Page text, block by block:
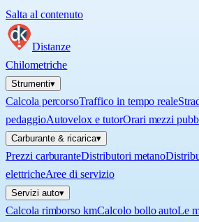
Salta al contenuto
Distanze
Chilometriche
Strumenti▾
Calcola percorsoTraffico in tempo reale
pedaggioAutovelox e tutorOrari mezzi
Carburante & ricarica▾
Prezzi carburanteDistributori metano
elettricheAree di servizio
Servizi auto▾
Calcola rimborso kmCalcolo bollo autoLe